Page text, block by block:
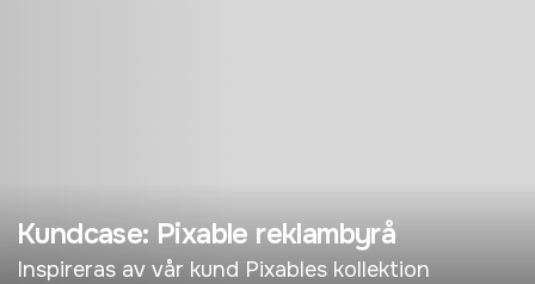
Kundcase: Pixable reklambyrå
Inspireras av vår kund Pixables kollektion